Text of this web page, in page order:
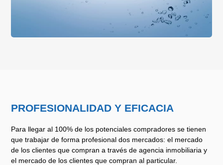
PROFESIONALIDAD Y EFICACIA
Para llegar al 100% de los potenciales compradores se tienen
que trabajar de forma profesional dos mercados: el mercado
de los clientes que compran a través de agencia inmobiliaria y
el mercado de los clientes que compran al particular.